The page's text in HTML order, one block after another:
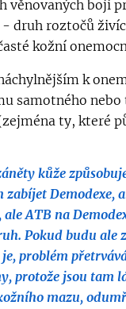
věnovaných boji
druh roztočů
kožní
k
samotného
ty, které
kůže
zabíjet
ATB na
Pokud budu ale
problém
protože jsou tam
mazu,